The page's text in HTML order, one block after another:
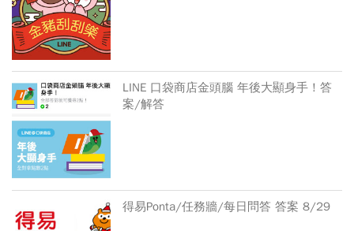
LINE 口袋商店金頭腦 年後大顯身手！答
案/解答
得易Ponta/任務牆/每日問答 答案 8/29